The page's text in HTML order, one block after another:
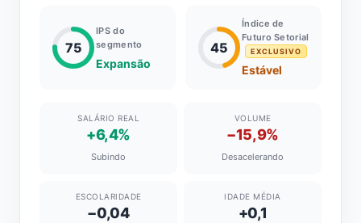
75
IPS do
segmento
Expansão
45
Índice de
Futuro Setorial
EXCLUSIVO
Estável
SALÁRIO REAL
+6,4%
Subindo
VOLUME
−15,9%
Desacelerando
ESCOLARIDADE
−0,04
IDADE MÉDIA
+0,1